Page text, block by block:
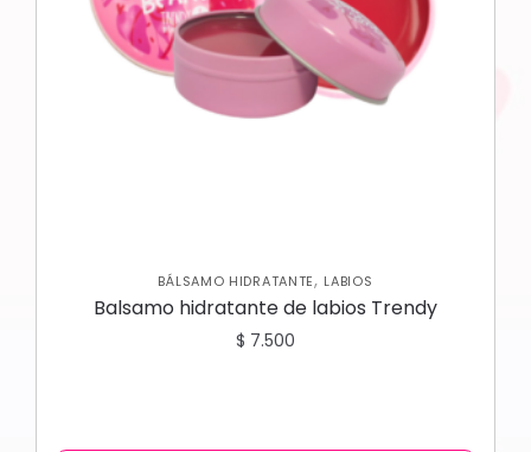
BÁLSAMO HIDRATANTE, LABIOS
Balsamo hidratante de labios Trendy
$ 7.500